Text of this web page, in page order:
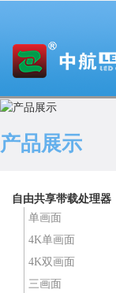
产品展示
自由共享带载处理器
单画面
4K单画面
4K双画面
三画面